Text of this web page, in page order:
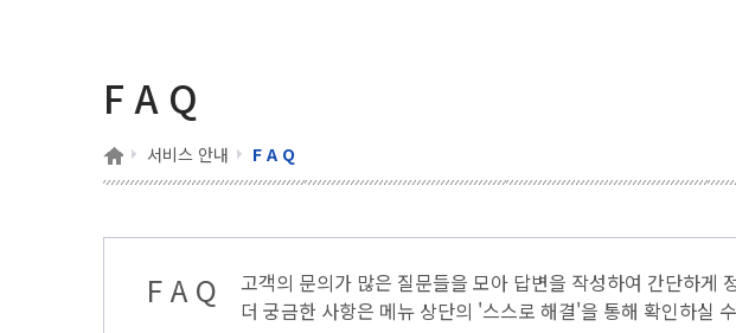
F A Q
홈 서비스 안내 F A Q
F A Q
고객의 문의가 많은 질문들을 모아 답변을 작성하여 간단하게
더 궁금한 사항은 메뉴 상단의 '스스로 해결'을 통해 확인하실